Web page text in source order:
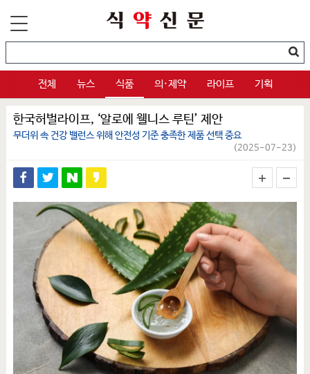
전체 뉴스 식품 의·제약 라이프 기획
한국허벌라이프, ‘알로에 웰니스 루틴’ 제안
무더위 속 건강 밸런스 위해 안전성 기준 충족한 제품 선택 중요
(2025-07-23)